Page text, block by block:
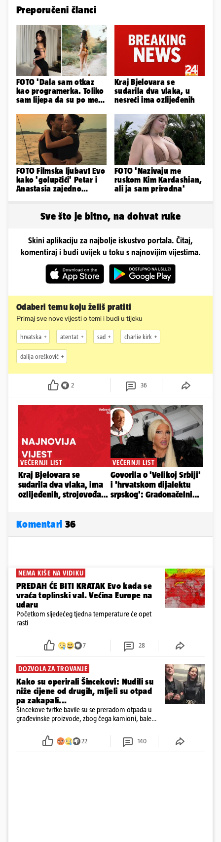
Preporučeni članci
FOTO 'Dala sam otkaz
kao programerka. Toliko
sam lijepa da su po meni
Kraj Bjelovara se
sudarila dva vlaka, u
nesreći ima ozlijeđenih
FOTO Filmska ljubav! Evo
kako 'golupčići' Petar i
Anastasia zajedno
FOTO 'Nazivaju me
ruskom Kim Kardashian,
ali ja sam prirodna'
Sve što je bitno, na dohvat ruke
Skini aplikaciju za najbolje iskustvo portala. Čitaj,
komentiraj i budi uvijek u toku s najnovijim vijestima.
Odaberi temu koju želiš pratiti
Primaj sve nove vijesti o temi i budi u tijeku
hrvatska atentat sad charlie kirk
dalija orešković
2 36
Komentari 36
NEMA KIŠE NA VIDIKU
PREDAH ĆE BITI KRATAK Evo kada se
vraća toplinski val. Većina Europe na
udaru
Početkom sljedećeg tjedna temperature će opet
rasti
7 28
DOZVOLA ZA TROVANJE
Kako su operirali Šincekovi: Nudili su
niže cijene od drugih, mljeli su otpad
pa zakapali...
Šincekove tvrtke bavile su se preradom otpada u
građevinske proizvode, zbog čega kamioni, bale
22 140